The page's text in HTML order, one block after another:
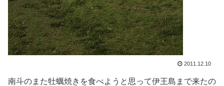
2011.12.10
南斗のまた牡蠣焼きを食べようと思って伊王島まで来たの